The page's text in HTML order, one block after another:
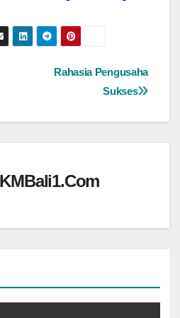
Rahasia Pengusaha
Sukses
KMBali1.Com